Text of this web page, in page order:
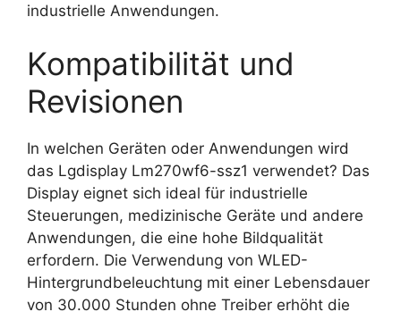
industrielle Anwendungen.
Kompatibilität und
Revisionen
In welchen Geräten oder Anwendungen wird
das Lgdisplay Lm270wf6-ssz1 verwendet? Das
Display eignet sich ideal für industrielle
Steuerungen, medizinische Geräte und andere
Anwendungen, die eine hohe Bildqualität
erfordern. Die Verwendung von WLED-
Hintergrundbeleuchtung mit einer Lebensdauer
von 30.000 Stunden ohne Treiber erhöht die